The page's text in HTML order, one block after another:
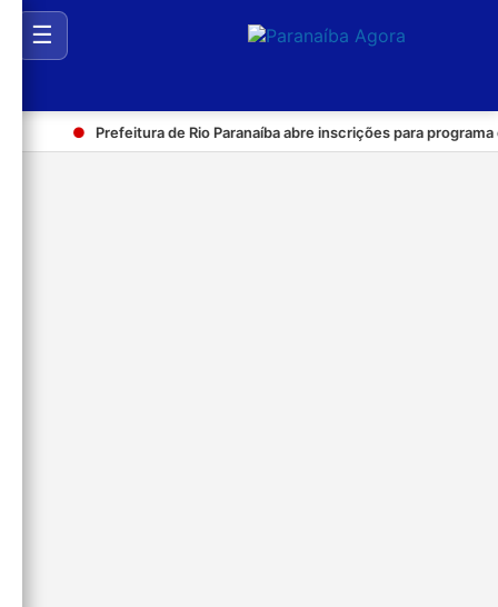
☰
Prefeitura de Rio Paranaíba abre inscrições para programa